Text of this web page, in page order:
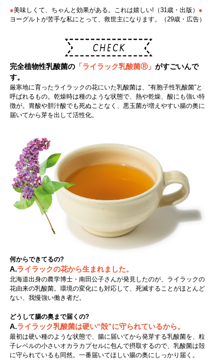
●美味しくて、ちゃんと効果がある。これは嬉しい!（31歳・出版） ●
ヨーグルトが苦手な私にとって、救世主になります。（29歳・広告）
完全植物性乳酸菌の 「ライラック乳酸菌Ⓡ」 がすごいんで
す。
厳寒地に育ったライラックの花にいた乳酸菌は、“有胞子性乳酸菌”と
呼ばれるもの。乾燥時は種のような状態で、熱や乾燥、酸にも強い特
徴が。胃酸や胆汁酸でも死ぬことなく、悪玉菌が増えやすい腸の奥に
届いてから芽を出して活性化。
何からできてるの?
A.ライラックの花から生まれました。
北海道出身の農学博士・南田公子さんが発見したのが、ライラックの
花由来の乳酸菌。環境の変化にも対応して、死滅することがほとんど
ない、我慢強い働き者だ。
どうして腸の奥まで届くの?
A.ライラック乳酸菌は硬い“殻”に守られているから。
最初は硬い種のような状態で、腸に届いてから発芽する乳酸菌を、粒
子レベルの小さいオカラカプセルに包んで摂取するので、乳酸菌は殻
に守られているも同然。一番届いてほしい腸の奥にしっかり届く。